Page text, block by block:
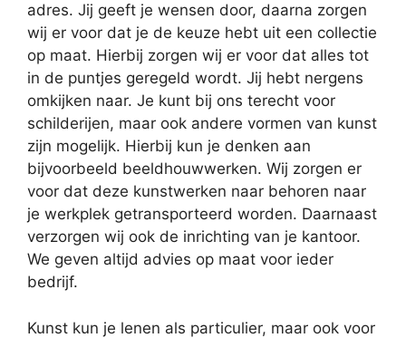
adres. Jij geeft je wensen door, daarna zorgen
wij er voor dat je de keuze hebt uit een collectie
op maat. Hierbij zorgen wij er voor dat alles tot
in de puntjes geregeld wordt. Jij hebt nergens
omkijken naar. Je kunt bij ons terecht voor
schilderijen, maar ook andere vormen van kunst
zijn mogelijk. Hierbij kun je denken aan
bijvoorbeeld beeldhouwwerken. Wij zorgen er
voor dat deze kunstwerken naar behoren naar
je werkplek getransporteerd worden. Daarnaast
verzorgen wij ook de inrichting van je kantoor.
We geven altijd advies op maat voor ieder
bedrijf.
Kunst kun je lenen als particulier, maar ook voor